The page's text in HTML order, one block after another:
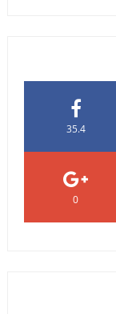
35.4
0